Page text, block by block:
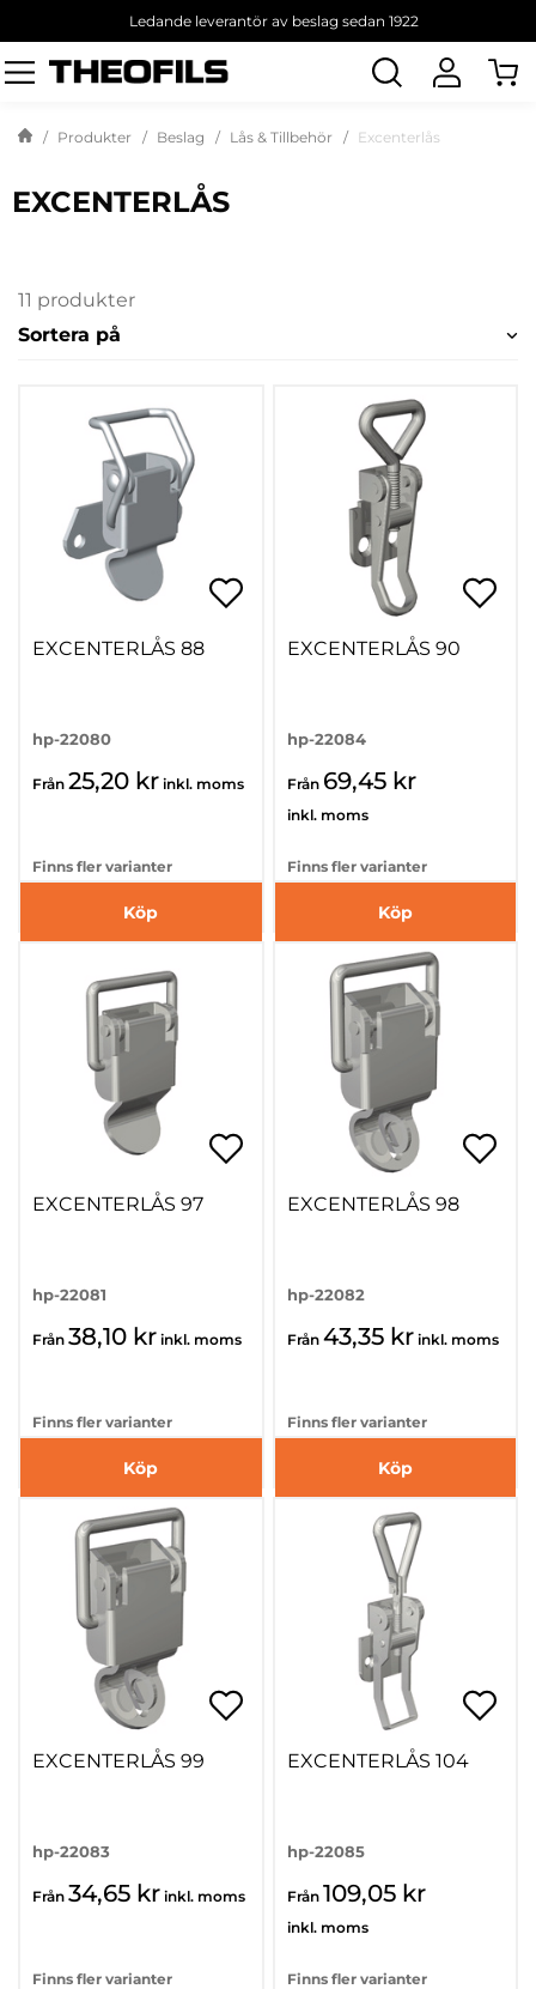
Ledande leverantör av beslag sedan 1922
Sök
produkt
Produkter Beslag Lås & Tillbehör Excenterlås
EXCENTERLÅS
11 produkter
Sortera på
EXCENTERLÅS 88
hp-22080
Från 25,20 kr inkl. moms
Finns fler varianter
Köp
EXCENTERLÅS 90
hp-22084
Från 69,45 kr
inkl. moms
Finns fler varianter
Köp
EXCENTERLÅS 97
hp-22081
Från 38,10 kr inkl. moms
Finns fler varianter
Köp
EXCENTERLÅS 98
hp-22082
Från 43,35 kr inkl. moms
Finns fler varianter
Köp
EXCENTERLÅS 99
hp-22083
Från 34,65 kr inkl. moms
Finns fler varianter
EXCENTERLÅS 104
hp-22085
Från 109,05 kr
inkl. moms
Finns fler varianter